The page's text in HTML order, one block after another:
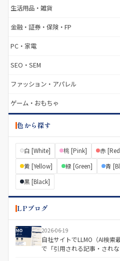
生活用品・雑貨
金融・証券・保険・FP
PC・家電
SEO・SEM
ファッション・アパレル
ゲーム・おもちゃ
色から探す
白 [White] 桃 [Pink] 赤
黄 [Yellow]
緑 [Green] 青
黒 [Black]
LPブログ
2026-06-19
自社サイトでLLMO（AI検索
で「引用される記事・され